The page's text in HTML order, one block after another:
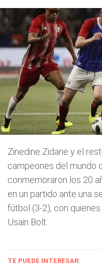
Zinedine Zidane y el
campeones del mundo
conmemoraron los 20
en un partido ante una
fútbol (3-2), con
Usain Bolt.
TE PUEDE INTERESAR: